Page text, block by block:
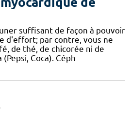
suffisant de façon à pouvoir
d'effort; par contre, vous ne
de thé, de chicorée ni de
Coca). Céph